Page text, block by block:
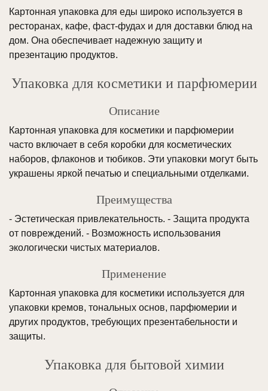
Картонная упаковка для еды широко используется в
ресторанах, кафе, фаст-фудах и для доставки блюд на
дом. Она обеспечивает надежную защиту и
презентацию продуктов.
Упаковка для косметики и парфюмерии
Описание
Картонная упаковка для косметики и парфюмерии
часто включает в себя коробки для косметических
наборов, флаконов и тюбиков. Эти упаковки могут быть
украшены яркой печатью и специальными отделками.
Преимущества
- Эстетическая привлекательность. - Защита продукта
от повреждений. - Возможность использования
экологически чистых материалов.
Применение
Картонная упаковка для косметики используется для
упаковки кремов, тональных основ, парфюмерии и
других продуктов, требующих презентабельности и
защиты.
Упаковка для бытовой химии